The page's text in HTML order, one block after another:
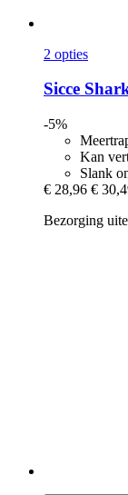
2 opties
Sicce
-5%
Kan
Slank
€ 28,96 €
Bezorging